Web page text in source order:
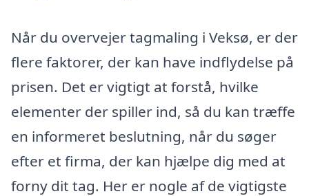
Når du overvejer tagmaling i Veksø, er der
flere faktorer, der kan have indflydelse på
prisen. Det er vigtigt at forstå, hvilke
elementer der spiller ind, så du kan træffe
en informeret beslutning, når du søger
efter et firma, der kan hjælpe dig med at
forny dit tag. Her er nogle af de vigtigste